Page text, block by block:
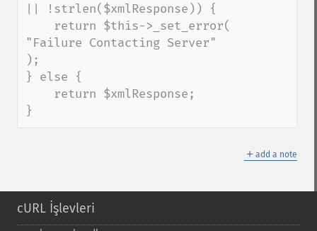
|| !strlen($xmlResponse)) {
"Failure Contacting Server"
);
} else {
}
＋ add a note
cURL İşlevleri